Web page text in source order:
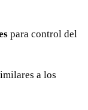
para control del
a los